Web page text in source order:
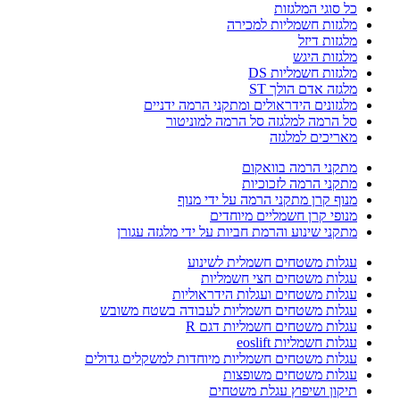
כל סוגי המלגזות
מלגזות חשמליות למכירה
מלגזות דיזל
מלגזות היגש
מלגזות חשמליות DS
מלגזה אדם הולך ST
מלגזונים הידראולים ומתקני הרמה ידניים
סל הרמה למלגזה סל הרמה למוניטור
מאריכים למלגזה
מתקני הרמה בוואקום
מתקני הרמה לזכוכיות
מנוף קרן מתקני הרמה על ידי מנוף
מנופי קרן חשמליים מיוחדים
מתקני שינוע והרמת חביות על ידי מלגזה עגורן
עגלות משטחים חשמלית לשינוע
עגלות משטחים חצי חשמליות
עגלות משטחים ועגלות הידראוליות
עגלות משטחים חשמליות לעבודה בשטח משובש
עגלות משטחים חשמליות דגם R
עגלות חשמליות eoslift
עגלות משטחים חשמליות מיוחדות למשקלים גדולים
עגלות משטחים משופצות
תיקון ושיפוץ עגלת משטחים